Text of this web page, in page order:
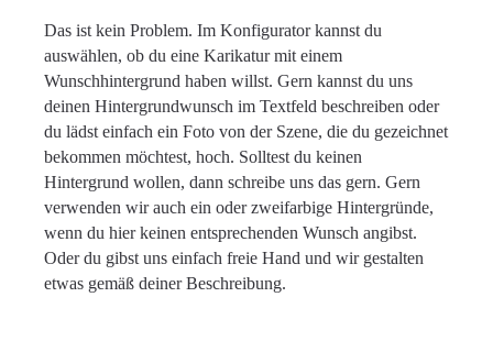
Das ist kein Problem. Im Konfigurator kannst du
auswählen, ob du eine Karikatur mit einem
Wunschhintergrund haben willst. Gern kannst du uns
deinen Hintergrundwunsch im Textfeld beschreiben oder
du lädst einfach ein Foto von der Szene, die du gezeichnet
bekommen möchtest, hoch. Solltest du keinen
Hintergrund wollen, dann schreibe uns das gern. Gern
verwenden wir auch ein oder zweifarbige Hintergründe,
wenn du hier keinen entsprechenden Wunsch angibst.
Oder du gibst uns einfach freie Hand und wir gestalten
etwas gemäß deiner Beschreibung.